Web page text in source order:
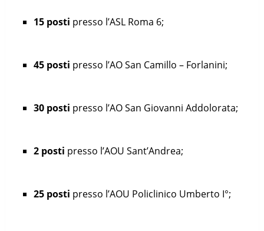
15 posti presso l’ASL Roma 6;
45 posti presso l’AO San Camillo – Forlanini;
30 posti presso l’AO San Giovanni Addolorata;
2 posti presso l’AOU Sant’Andrea;
25 posti presso l’AOU Policlinico Umberto I°;